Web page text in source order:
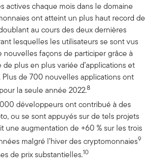
actives chaque mois dans le domaine
ont atteint un plus haut record de
au cours des deux dernières
lesquelles les utilisateurs se sont vus
nouvelles façons de participer grâce à
de plus en plus variée d’applications et
Plus de 700 nouvelles applications ont
la seule année 2022.8
développeurs ont contribué à des
ou se sont appuyés sur de tels projets
une augmentation de +60 % sur les trois
malgré l’hiver des cryptomonnaies9
de prix substantielles.10